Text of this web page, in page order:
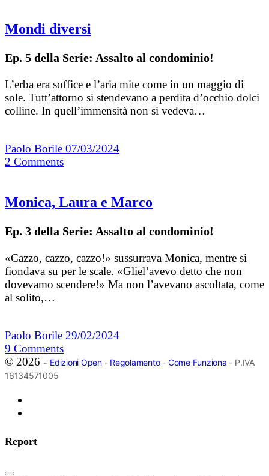
Mondi diversi
Ep. 5 della Serie: Assalto al condominio!
L’erba era soffice e l’aria mite come in un maggio di
sole. Tutt’attorno si stendevano a perdita d’occhio dolci
colline. In quell’immensità non si vedeva…
Paolo Borile 07/03/2024
2 Comments
Monica, Laura e Marco
Ep. 3 della Serie: Assalto al condominio!
«Cazzo, cazzo, cazzo!» sussurrava Monica, mentre si
fiondava su per le scale. «Gliel’avevo detto che non
dovevamo scendere!» Ma non l’avevano ascoltata, come
al solito,…
Paolo Borile 29/02/2024
9 Comments
© 2026 - Edizioni Open- Regolamento- Come Funziona - P.IVA
16134571005
Report